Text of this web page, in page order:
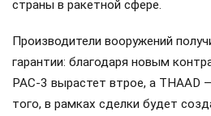
страны в ракетной сфере.
Производители вооружений
гарантии: благодаря новым
PAC-3 вырастет втрое, а THAAD
того, в рамках сделки будет